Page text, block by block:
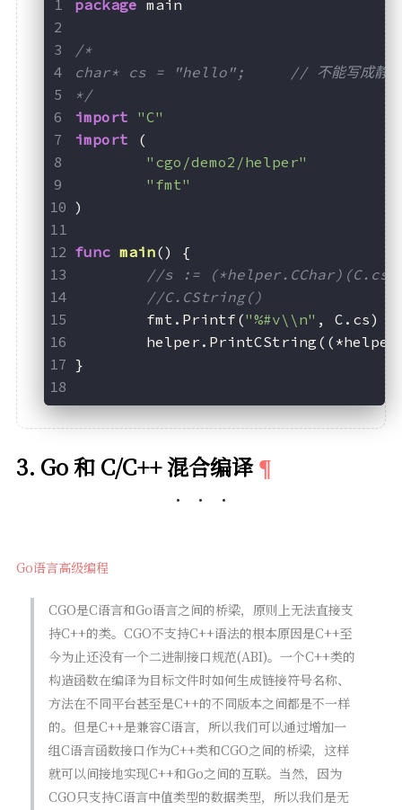
package main
/*
char* cs = "hello";	// 不能写成
*/
import "C"
import (
"cgo/demo2/helper"
"fmt"
)
func main()
{
//s := (*helper.CChar)(C.cs)
//C.CString()
	fmt.Printf(
"%#v\\n" , C.cs)
}
3. Go 和 C/C++ 混合编译
Go语言高级编程
CGO是C语言和Go语言之间的桥梁，原则上无法直接支
持C++的类。CGO不支持C++语法的根本原因是C++至
今为止还没有一个二进制接口规范(ABI)。一个C++类的
构造函数在编译为目标文件时如何生成链接符号名称、
方法在不同平台甚至是C++的不同版本之间都是不一样
的。但是C++是兼容C语言，所以我们可以通过增加一
组C语言函数接口作为C++类和CGO之间的桥梁，这样
就可以间接地实现C++和Go之间的互联。当然，因为
CGO只支持C语言中值类型的数据类型，所以我们是无